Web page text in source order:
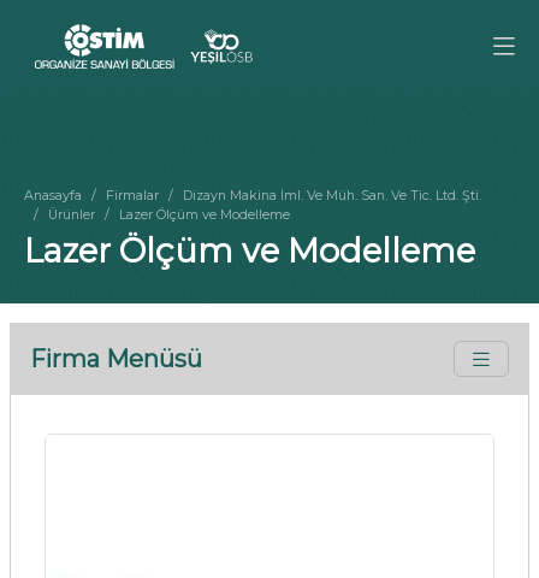
Anasayfa Firmalar
Dizayn Makina İml. Ve Müh. San. Ve Tic. Ltd. Şti.
Ürünler
Lazer Ölçüm ve Modelleme
Lazer Ölçüm ve Modelleme
Firma Menüsü